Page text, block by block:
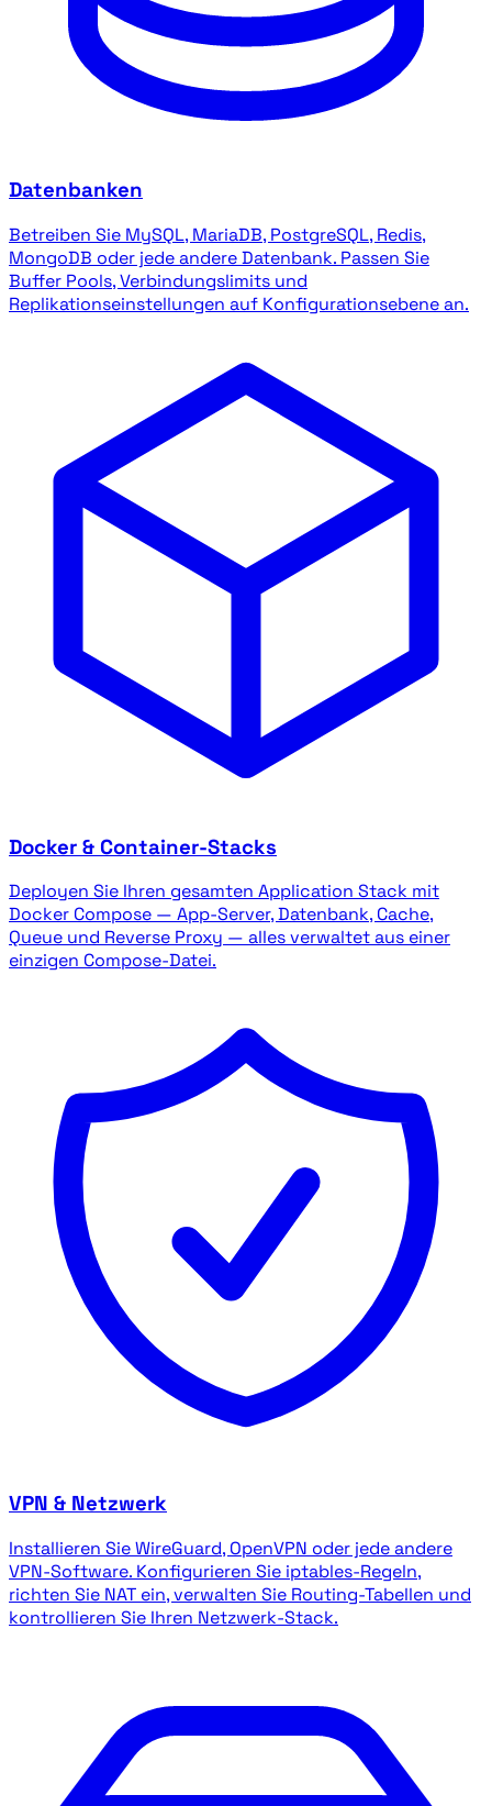
Datenbanken
Betreiben Sie MySQL, MariaDB, PostgreSQL, Redis,
MongoDB oder jede andere Datenbank. Passen Sie
Buffer Pools, Verbindungslimits und
Replikationseinstellungen auf Konfigurationsebene an.
Docker & Container-Stacks
Deployen Sie Ihren gesamten Application Stack mit
Docker Compose — App-Server, Datenbank, Cache,
Queue und Reverse Proxy — alles verwaltet aus einer
einzigen Compose-Datei.
VPN & Netzwerk
Installieren Sie WireGuard, OpenVPN oder jede andere
VPN-Software. Konfigurieren Sie iptables-Regeln,
richten Sie NAT ein, verwalten Sie Routing-Tabellen und
kontrollieren Sie Ihren Netzwerk-Stack.